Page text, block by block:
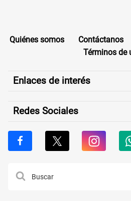
Quiénes somos Contáctanos
Términos de
Enlaces de interés
Redes Sociales